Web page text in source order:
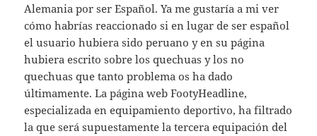
Alemania por ser Español. Ya me gustaría a mi ver
cómo habrías reaccionado si en lugar de ser español
el usuario hubiera sido peruano y en su página
hubiera escrito sobre los quechuas y los no
quechuas que tanto problema os ha dado
últimamente. La página web FootyHeadline,
especializada en equipamiento deportivo, ha filtrado
la que será supuestamente la tercera equipación del